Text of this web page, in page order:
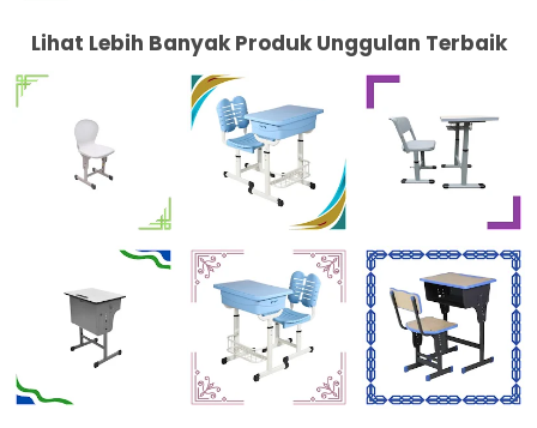
Lihat Lebih Banyak Produk Unggulan Terbaik